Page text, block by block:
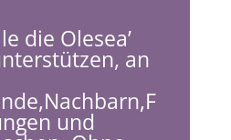
die Olesea’
an
und